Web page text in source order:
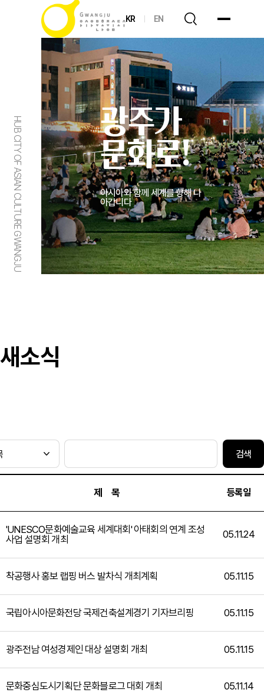
KR EN
HUB CITY OF ASIAN CULTURE GWANGJU
광주가
문화로!
아시아와 함께 세계를 향해 나
아갑니다
새소식
제 목 등록일
'UNESCO문화예술교육 세계대회' 아태회의 연계 조성
사업 설명회 개최
05.11.24
착공행사 홍보 랩핑 버스 발차식 개최계획 05.11.15
국립아시아문화전당 국제건축설계경기 기자브리핑 05.11.15
광주전남 여성경제인 대상 설명회 개최 05.11.15
문화중심도시기획단 문화블로그 대회 개최 05.11.14
검색